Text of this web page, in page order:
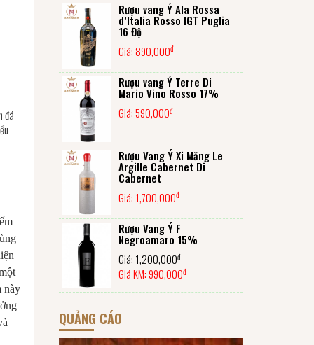
đá
này
Rượu vang Ý Ala Rossa
d’Italia Rosso IGT Puglia
16 Độ
Giá:890,000đ
Rượu vang Ý Terre Di
Mario Vino Rosso 17%
Giá:590,000đ
Rượu Vang Ý Xi Măng Le
Argille Cabernet Di
Cabernet
Giá: 1,700,000đ
Rượu Vang Ý F
Negroamaro 15%
Giá:1,200,000đ
Giá KM:990,000đ
QUẢNG CÁO